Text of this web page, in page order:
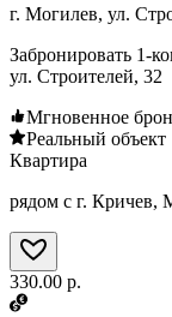
г. Могилев, ул.
Забронировать 1-
ул. Строителей, 32
Мгновенное
Реальный объект
Квартира
рядом с г. Кричев,
330.00 р.